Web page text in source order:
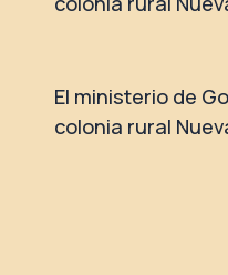
El ministerio de
colonia rural